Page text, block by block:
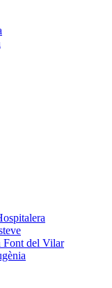
Font del Vilar